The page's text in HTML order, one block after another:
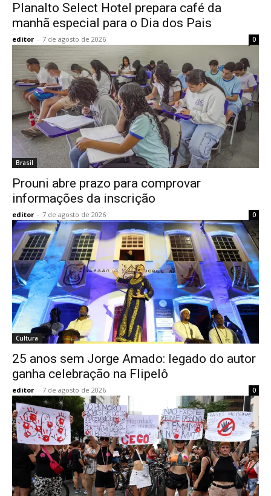
Planalto Select Hotel prepara café da
manhã especial para o Dia dos Pais
editor - 7 de agosto de 2026 0
Brasil
Prouni abre prazo para comprovar
informações da inscrição
editor - 7 de agosto de 2026 0
Cultura
25 anos sem Jorge Amado: legado do autor
ganha celebração na Flipelô
editor - 7 de agosto de 2026 0